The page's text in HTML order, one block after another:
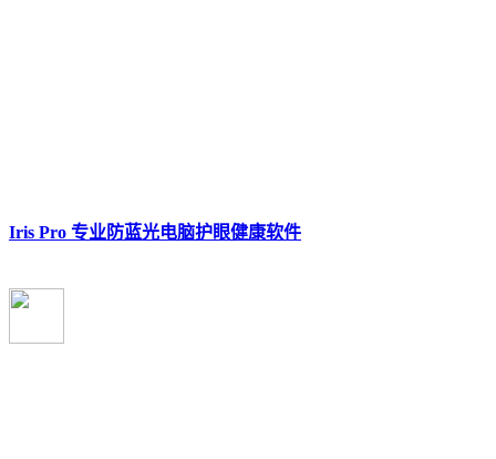
Iris Pro 专业防蓝光电脑护眼健康软件